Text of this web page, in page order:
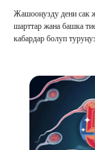
Жашооңузду дени сак
шарттар жана башка
кабардар болуп